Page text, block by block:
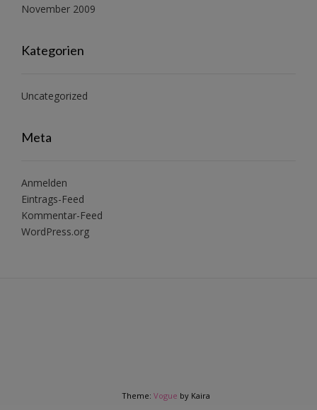
November 2009
Kategorien
Uncategorized
Meta
Anmelden
Eintrags-Feed
Kommentar-Feed
WordPress.org
Theme: Vogue by Kaira